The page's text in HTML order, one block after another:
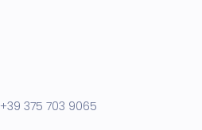
+39 375 703 9065